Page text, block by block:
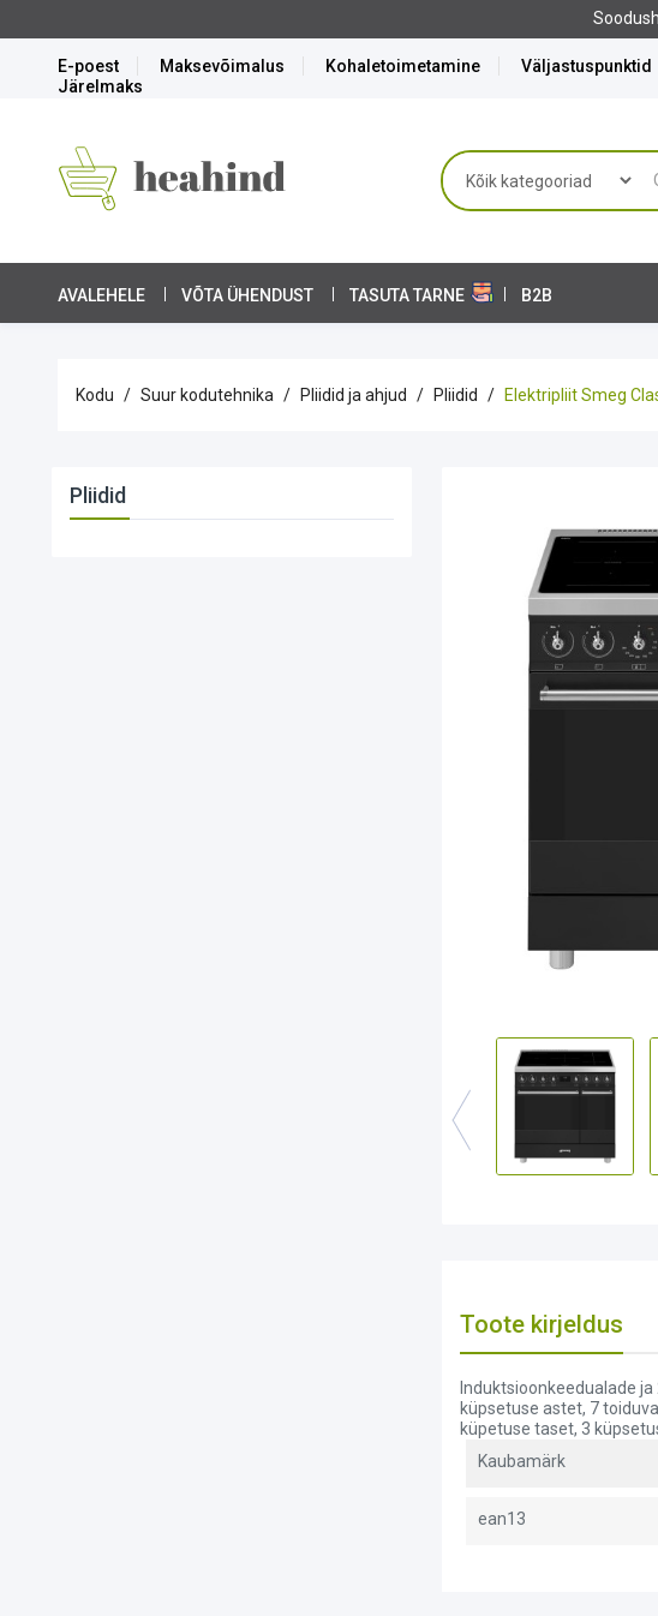
Soodushinnaga köögitehnika komplektid tasuta
E-poest Maksevõimalus Kohaletoimetamine Väljastuspunktid
Järelmaks
AVALEHELE VÕTA ÜHENDUST TASUTA TARNE B2B
Kodu Suur kodutehnika Pliidid ja ahjud Pliidid Elektripliit Smeg
Pliidid
Toote kirjeldus
Induktsioonkeedualade
küpsetuse astet, 7
küpetuse taset, 3
Kaubamärk
ean13